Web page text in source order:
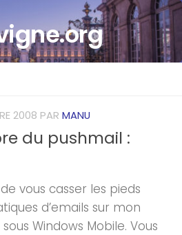
2008 PAR MANU
du pushmail :
vous casser les pieds
d’emails sur mon
Windows Mobile. Vous